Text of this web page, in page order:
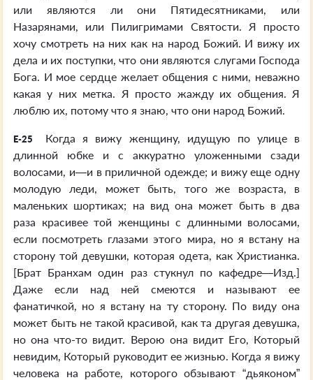
или являются ли они Пятидесятниками, или
Назарянами, или Пилигримами Святости. Я просто
хочу смотреть на них как на народ Божий. И вижу их
дела и их поступки, что они являются слугами Господа
Бога. И мое сердце желает общения с ними, неважно
какая у них метка. Я просто жажду их общения. Я
люблю их, потому что я знаю, что они народ Божий.
E-25
Когда я вижу женщину, идущую по улице в
длинной юбке и с аккуратно уложенными сзади
волосами, и—и в приличной одежде; и вижу еще одну
молодую леди, может быть, того же возраста, в
маленьких шортиках; на вид она может быть в два
раза красивее той женщины с длинными волосами,
если посмотреть глазами этого мира, но я встану на
сторону той девушки, которая одета, как Христианка.
[Брат Бранхам один раз стукнул по кафедре—Изд.]
Даже если над ней смеются и называют ее
фанатичкой, но я встану на ту сторону. По виду она
может быть не такой красивой, как та другая девушка,
но она что-то видит. Верою она видит Его, Который
невидим, Который руководит ее жизнью. Когда я вижу
человека на работе, которого обзывают “дьяконом”